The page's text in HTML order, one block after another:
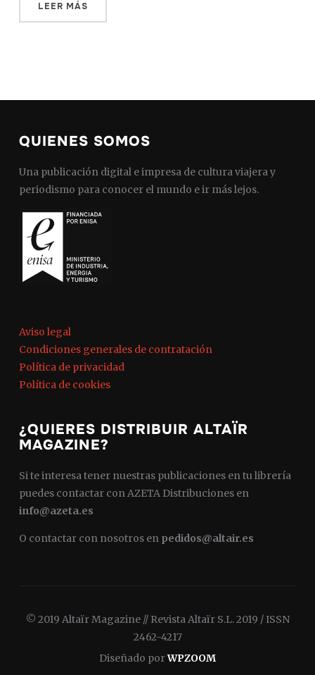
LEER MÁS
QUIENES SOMOS
Una publicación digital e impresa de cultura viajera y
periodismo para conocer el mundo e ir más lejos.
Aviso legal
Condiciones generales de contratación
Política de privacidad
Política de cookies
¿QUIERES DISTRIBUIR ALTAÏR
MAGAZINE?
Si te interesa tener nuestras publicaciones en tu librería
puedes contactar con AZETA Distribuciones en
info@azeta.es
O contactar con nosotros en pedidos@altair.es
© 2019 Altaïr Magazine // Revista Altaïr S.L. 2019 / ISSN
2462-4217
Diseñado porWPZOOM